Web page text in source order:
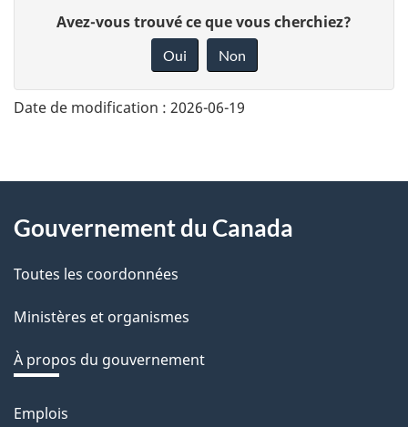
n
v
o
t
r
r
é
t
r
Avez-vous trouvé ce que vous cherchiez?
Oui Non
Date de modification : 2026-06-19
About
this
site
Gouvernement du Canada
Toutes les coordonnées
Ministères et organismes
À propos du gouvernement
Thèmes
Emplois